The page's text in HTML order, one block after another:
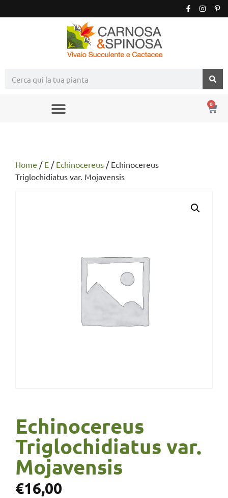
0
Home / E / Echinocereus / Echinocereus
Triglochidiatus var. Mojavensis
Echinocereus
Triglochidiatus var.
Mojavensis
€16,00